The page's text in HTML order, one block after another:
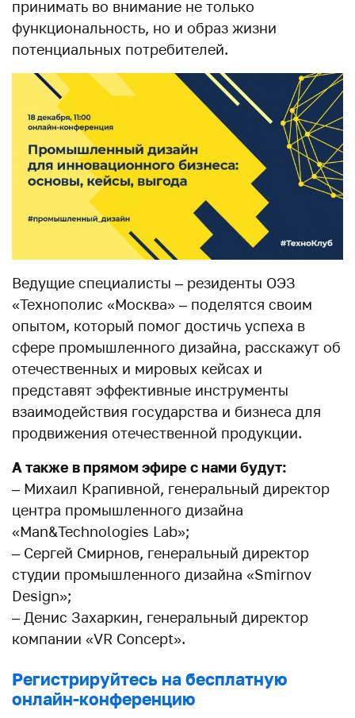
принимать во внимание не только
функциональность, но и образ жизни
потенциальных потребителей.
Ведущие специалисты – резиденты ОЭЗ
«Технополис «Москва» – поделятся своим
опытом, который помог достичь успеха в
сфере промышленного дизайна, расскажут об
отечественных и мировых кейсах и
представят эффективные инструменты
взаимодействия государства и бизнеса для
продвижения отечественной продукции.
А также в прямом эфире с нами будут:
– Михаил Крапивной, генеральный директор
центра промышленного дизайна
«Man&Technologies Lab»;
– Сергей Смирнов, генеральный директор
студии промышленного дизайна «Smirnov
Design»;
– Денис Захаркин, генеральный директор
компании «VR Concept».
Регистрируйтесь на бесплатную
онлайн-конференцию